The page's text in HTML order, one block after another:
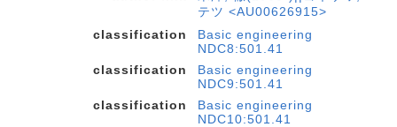
テツ <AU00626915>
classification
Basic engineering
NDC8:501.41
classification
Basic engineering
NDC9:501.41
classification
Basic engineering
NDC10:501.41